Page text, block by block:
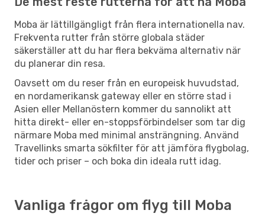
Moba är lättillgängligt från flera internationella nav.
Frekventa rutter från större globala städer
säkerställer att du har flera bekväma alternativ när
du planerar din resa.
Oavsett om du reser från en europeisk huvudstad,
en nordamerikansk gateway eller en större stad i
Asien eller Mellanöstern kommer du sannolikt att
hitta direkt- eller en-stoppsförbindelser som tar dig
närmare Moba med minimal ansträngning. Använd
Travellinks smarta sökfilter för att jämföra flygbolag,
tider och priser – och boka din ideala rutt idag.
Vanliga frågor om flyg till Moba